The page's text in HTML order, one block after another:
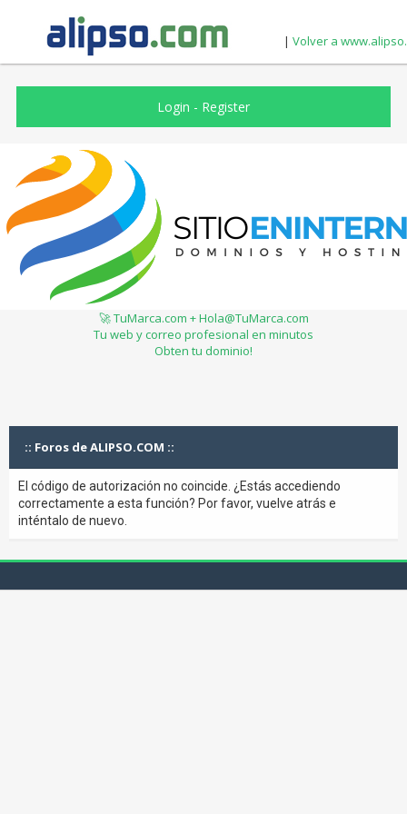
| Volver a
Login - Register
🚀 TuMarca.com + Hola@TuMarca.com
Tu web y correo profesional en minutos
Obten tu dominio!
:: Foros de ALIPSO.COM ::
El código de autorización no coincide. ¿Estás accediendo
correctamente a esta función? Por favor, vuelve atrás e
inténtalo de nuevo.